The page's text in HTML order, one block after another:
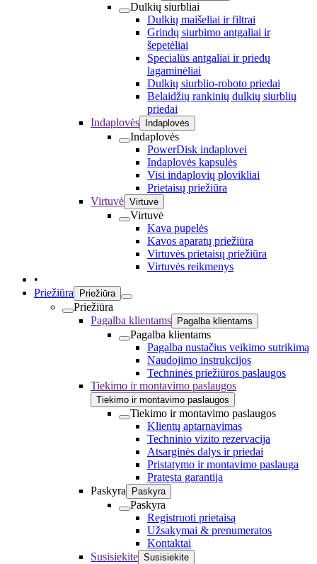
Dulkių siurbliai
Dulkių maišeliai ir filtrai
Grindų siurbimo antgaliai ir
šepetėliai
Specialūs antgaliai ir priedų
lagaminėliai
Dulkių siurblio-roboto priedai
Belaidžių rankinių dulkių siurblių
priedai
Indaplovės
Indaplovės
Indaplovės
PowerDisk indaplovei
Indaplovės kapsulės
Visi indaplovių plovikliai
Prietaisų priežiūra
Virtuvė Virtuvė
Virtuvė
Kava pupelės
Kavos aparatų priežiūra
Virtuvės prietaisų priežiūra
Virtuvės reikmenys
•
Priežiūra
Priežiūra
Priežiūra
Pagalba klientams
Pagalba klientams
Pagalba klientams
Pagalba nustačius veikimo sutrikimą
Naudojimo instrukcijos
Techninės priežiūros paslaugos
Tiekimo ir montavimo paslaugos
Tiekimo ir montavimo paslaugos
Tiekimo ir montavimo paslaugos
Klientų aptarnavimas
Techninio vizito rezervacija
Atsarginės dalys ir priedai
Pristatymo ir montavimo paslauga
Pratęsta garantija
Paskyra
Paskyra
Paskyra
Registruoti prietaisą
Užsakymai & prenumeratos
Kontaktai
Susisiekite Susisiekite